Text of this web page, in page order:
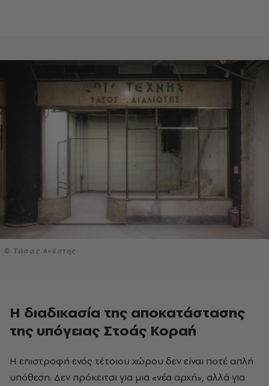
© Tάσος Ανέστης
Η διαδικασία της αποκατάστασης
της υπόγειας Στοάς Κοραή
Η επιστροφή ενός τέτοιου χώρου δεν είναι ποτέ απλή
υπόθεση. Δεν πρόκειται για μια «νέα αρχή», αλλά για